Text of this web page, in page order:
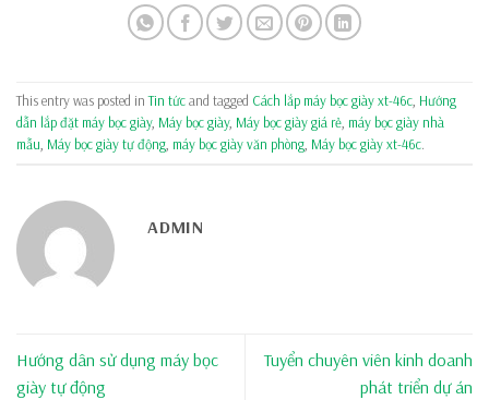
This entry was posted inTin tứcand tagged Cách lắp máy bọc giày xt-46c Hướng
dẫn lắp đặt máy bọc giày, Máy bọc giày, Máy bọc giày giá rẻ máy bọc giày nhà
mẫu Máy bọc giày tự động máy bọc giày văn phòng Máy bọc giày xt-46c
ADMIN
Hướng dân sử dụng máy bọc
giày tự động
Tuyển chuyên viên kinh doanh
phát triển dự án